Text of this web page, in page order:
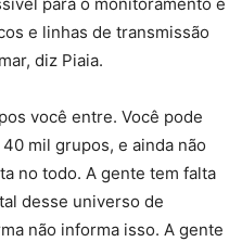
e linhas de transmissão
diz Piaia.
você entre. Você pode
mil grupos, e ainda não
no todo. A gente tem falta
desse universo de
não informa isso. A gente